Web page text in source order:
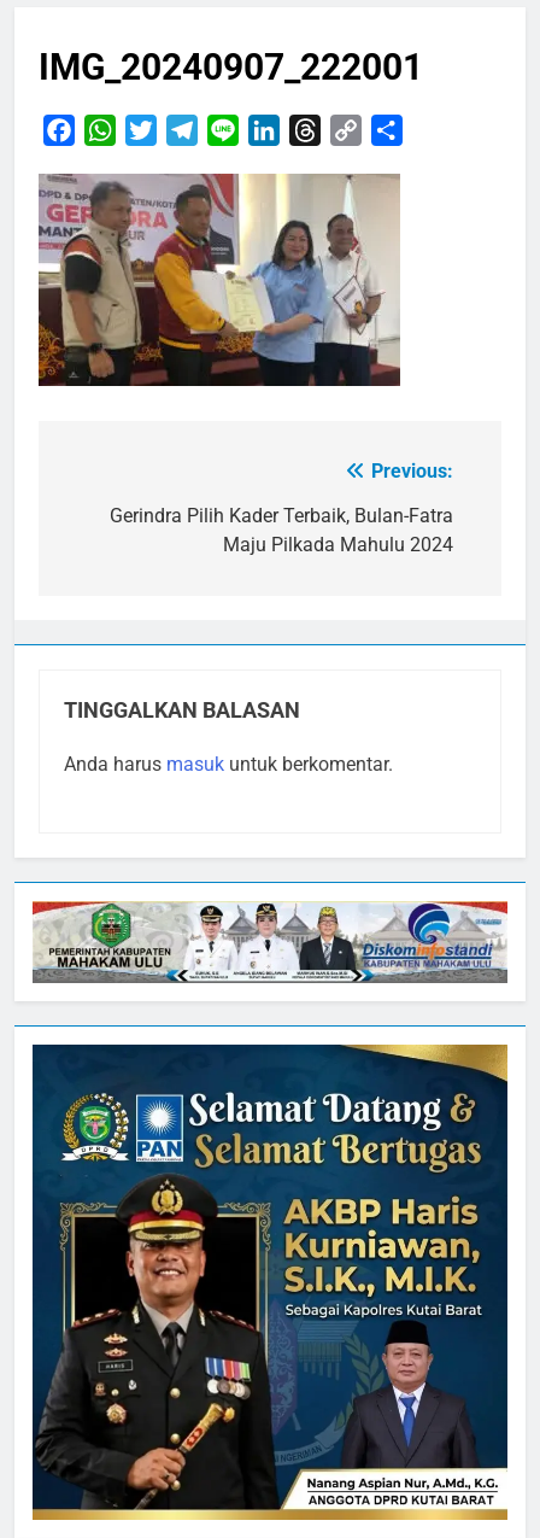
IMG_20240907_222001
FacebookWhatsApp
TwitterTelegram
Line LinkedInThreads
Copy
Previous:
Gerindra Pilih Kader Terbaik, Bulan-Fatra
Maju Pilkada Mahulu 2024
TINGGALKAN BALASAN
Anda harus masuk untuk berkomentar.